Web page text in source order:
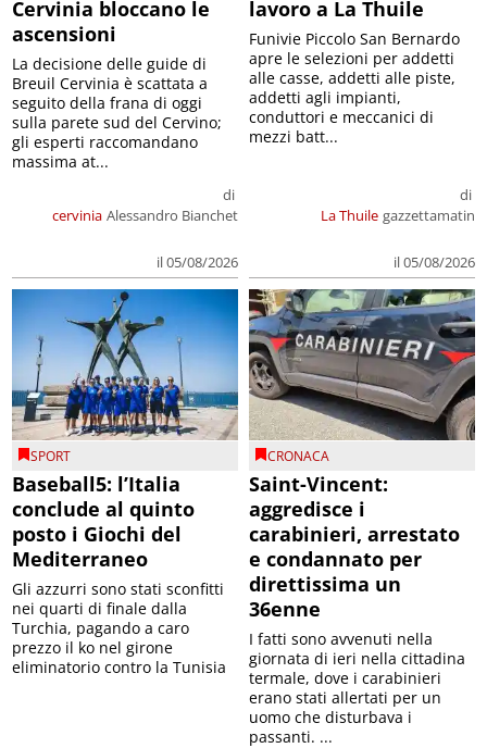
Cervinia bloccano le
ascensioni
cervinia
di
Alessandro Bianchet
il 05/08/2026
La decisione delle guide di
Breuil Cervinia è scattata a
seguito della frana di oggi
sulla parete sud del Cervino;
gli esperti raccomandano
massima at...
lavoro a La Thuile
La Thuile
di
gazzettamatin
il 05/08/2026
Funivie Piccolo San Bernardo
apre le selezioni per addetti
alle casse, addetti alle piste,
addetti agli impianti,
conduttori e meccanici di
mezzi batt...
SPORT
Baseball5: l’Italia
conclude al quinto
posto i Giochi del
Mediterraneo
Gli azzurri sono stati sconfitti
nei quarti di finale dalla
Turchia, pagando a caro
prezzo il ko nel girone
eliminatorio contro la Tunisia
CRONACA
Saint-Vincent:
aggredisce i
carabinieri, arrestato
e condannato per
direttissima un
36enne
I fatti sono avvenuti nella
giornata di ieri nella cittadina
termale, dove i carabinieri
erano stati allertati per un
uomo che disturbava i
passanti. ...